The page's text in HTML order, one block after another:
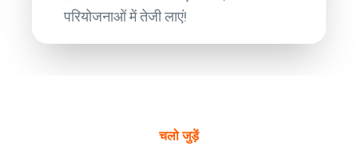
परियोजनाओं में तेजी लाएं!
चलो जुड़ें